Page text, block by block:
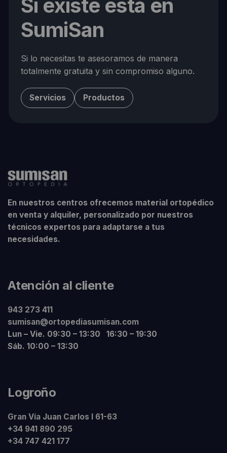
Si existe está en
SumiSan
Si lo necesitas te asesoramos de manera
totalmente gratuita y sin compromiso alguno.
Servicios Productos
En nuestros centros ofrecemos material ortopédico
en venta y alquiler, personalizado por nuestros
técnicos expertos para adaptarse a tus
necesidades.
Atención al cliente
943 273 411
sumisan@ortopediasumisan.com
Lun – Vie. 09:30 – 13:30 16:30 – 19:30
Sáb. 10:00 – 13:30
Logroño
Gran Vía Juan Carlos I 61-63
+34 941 890 295
+34 747 421 177